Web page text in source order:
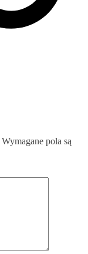
Wymagane pola są